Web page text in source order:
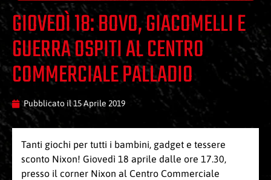
GIOVEDÌ 18: BOVO, GIACOMELLI E
GUERRA OSPITI AL CENTRO
COMMERCIALE PALLADIO
Pubblicato il15 Aprile 2019
Tanti giochi per tutti i bambini, gadget e tessere
sconto Nixon! Giovedì 18 aprile dalle ore 17.30,
presso il corner Nixon al Centro Commerciale